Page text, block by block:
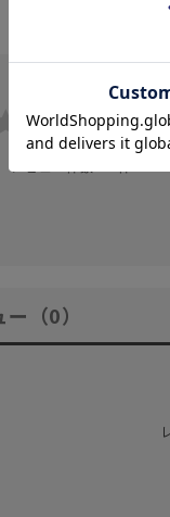
レビュー件数：
ー （0）